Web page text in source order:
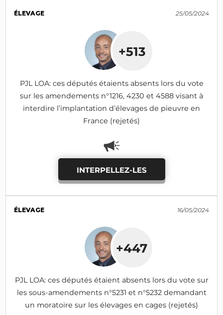
ÉLEVAGE 25/05/2024
+513
PJL LOA: ces députés étaients absents lors du vote
sur les amendements n°1216, 4230 et 4588 visant à
interdire l’implantation d’élevages de pieuvre en
France (rejetés)
INTERPELLEZ-LES
ÉLEVAGE 16/05/2024
+447
PJL LOA: ces députés étaient absents lors du vote sur
les sous-amendements n°5231 et n°5232 demandant
un moratoire sur les élevages en cages (rejetés)